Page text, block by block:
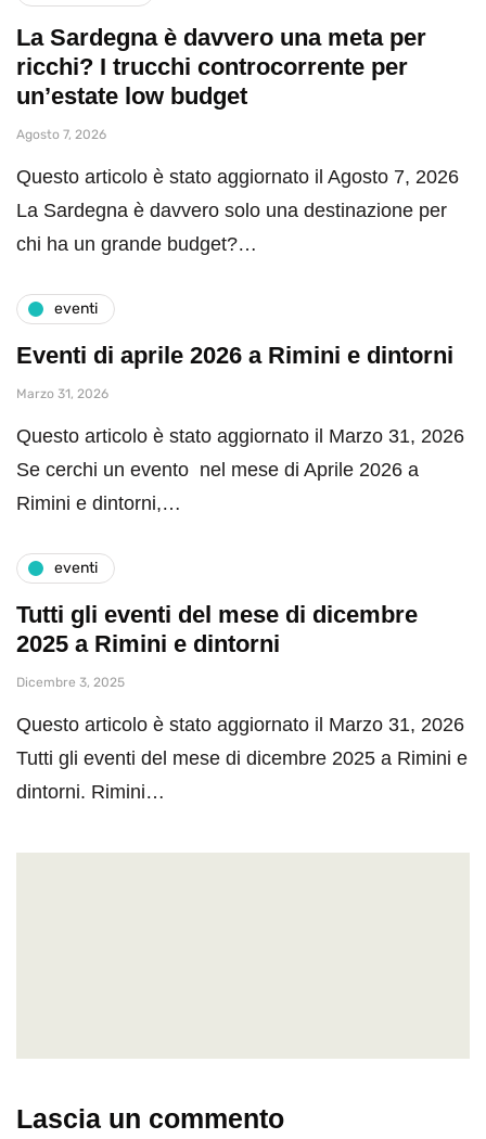
La Sardegna è davvero una meta per
ricchi? I trucchi controcorrente per
un’estate low budget
Agosto 7, 2026
Questo articolo è stato aggiornato il Agosto 7, 2026
La Sardegna è davvero solo una destinazione per
chi ha un grande budget?…
eventi
Eventi di aprile 2026 a Rimini e dintorni
Marzo 31, 2026
Questo articolo è stato aggiornato il Marzo 31, 2026
Se cerchi un evento nel mese di Aprile 2026 a
Rimini e dintorni,…
eventi
Tutti gli eventi del mese di dicembre
2025 a Rimini e dintorni
Dicembre 3, 2025
Questo articolo è stato aggiornato il Marzo 31, 2026
Tutti gli eventi del mese di dicembre 2025 a Rimini e
dintorni. Rimini…
Lascia un commento